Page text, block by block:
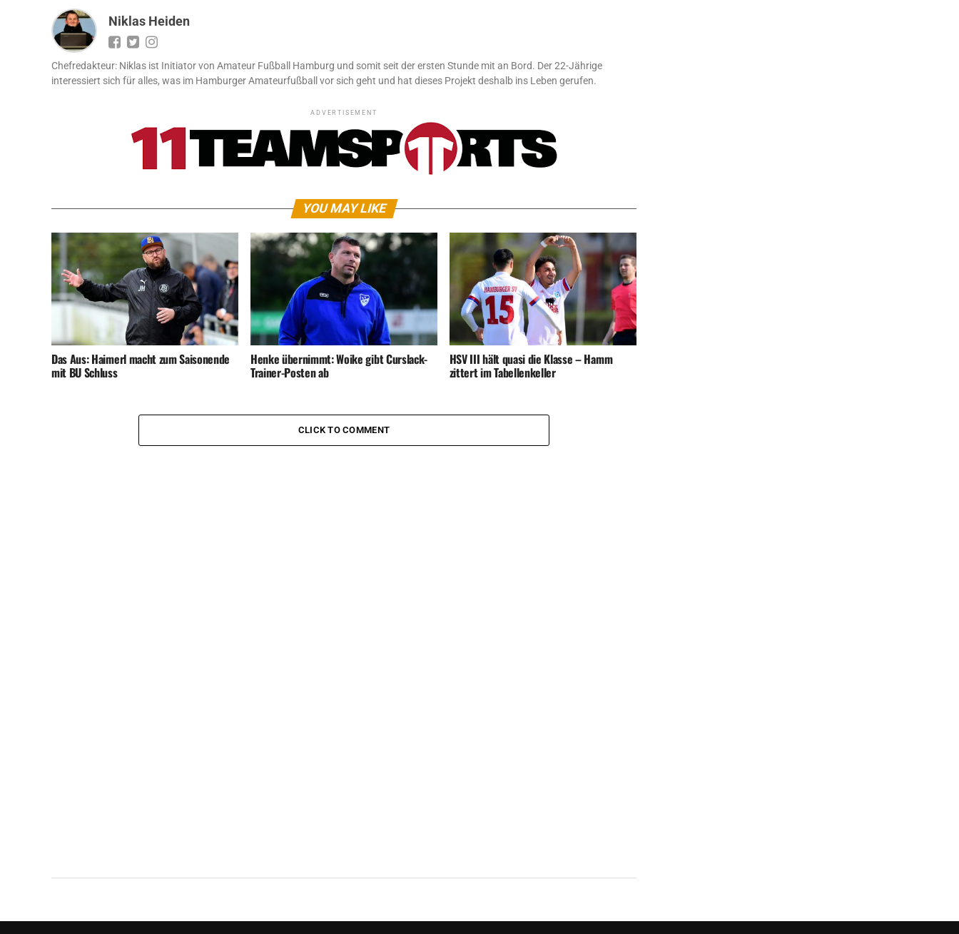
Niklas Heiden
Chefredakteur: Niklas ist Initiator von Amateur Fußball Hamburg und somit seit der ersten Stunde mit an Bord. Der 22-Jährige
interessiert sich für alles, was im Hamburger Amateurfußball vor sich geht und hat dieses Projekt deshalb ins Leben gerufen.
ADVERTISEMENT
YOU MAY LIKE
Das Aus: Haimerl macht zum Saisonende
mit BU Schluss
Henke übernimmt: Woike gibt Curslack-
Trainer-Posten ab
HSV III hält quasi die Klasse – Hamm
zittert im Tabellenkeller
CLICK TO COMMENT